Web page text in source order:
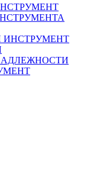
ИНСТРУМЕНТ